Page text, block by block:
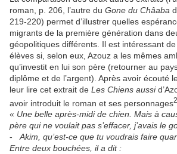
roman, p. 206, l’autre du Gone du Châaba
219-220) permet d’illustrer quelles
migrants de la première génération dans
géopolitiques différents. Il est intéressant
élèves si, selon eux, Azouz a les mêmes
qu’investit en lui son père (retourner au
diplôme et de l’argent). Après avoir écouté
leur lire cet extrait de Les Chiens aussi
avoir introduit le roman et ses personnages
« Une belle après-midi de chien. Mais à
père qui ne voulait pas s’effacer, j’avais le
-Akim, qu’est-ce que tu voudrais faire
Entre deux bouchées, il a dit :